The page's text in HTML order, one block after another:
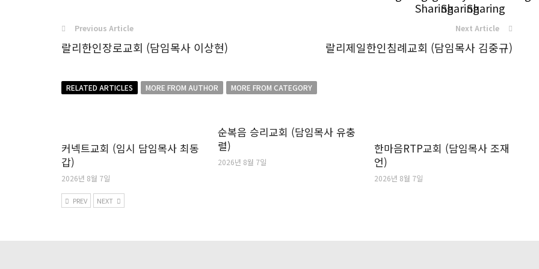
Previous Article
랄리한인장로교회 (담임목사 이상현)
Next Article
랄리제일한인침례교회 (담임목사 김중규)
RELATED ARTICLES MORE FROM AUTHOR MORE FROM CATEGORY
커넥트교회 (임시 담임목사 최동
갑)
2026년 8월 7일
순복음 승리교회 (담임목사 유충
렬)
2026년 8월 7일
한마음RTP교회 (담임목사 조재
언)
2026년 8월 7일
PREV NEXT